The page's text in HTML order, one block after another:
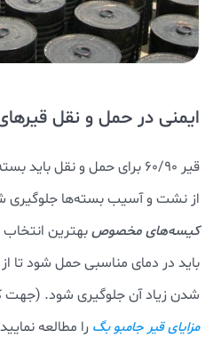
ایمنی در حمل و نقل قیرهای 60/
قیر 60/90 برای حمل و نقل
از نشت و آسیب بسته‌ها جلوگیری
کیسه‌های مخصوصبهترین
باید در دمای مناسبی حمل شود تا
شدن زیاد آن جلوگیری شود.
مزایای قیر جامبو بگ را مطالعه